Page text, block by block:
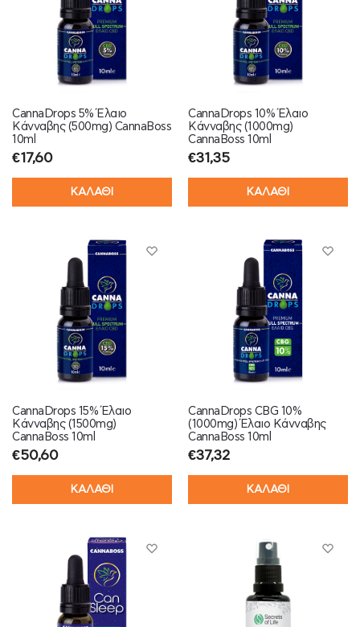
CannaDrops 5% Έλαιο
Κάνναβης (500mg) CannaBoss
10ml
€17,60
ΚΑΛΑΘΙ
CannaDrops 10% Έλαιο
Κάνναβης (1000mg)
CannaBoss 10ml
€31,35
ΚΑΛΑΘΙ
CannaDrops 15% Έλαιο
Κάνναβης (1500mg)
CannaBoss 10ml
€50,60
ΚΑΛΑΘΙ
CannaDrops CBG 10%
(1000mg) Έλαιο Κάνναβης
CannaBoss 10ml
€37,32
ΚΑΛΑΘΙ